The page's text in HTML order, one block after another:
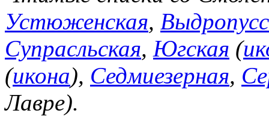
Устюженская,
Супрасльская, Югская (
(икона), Седмиезерная,
Лавре).